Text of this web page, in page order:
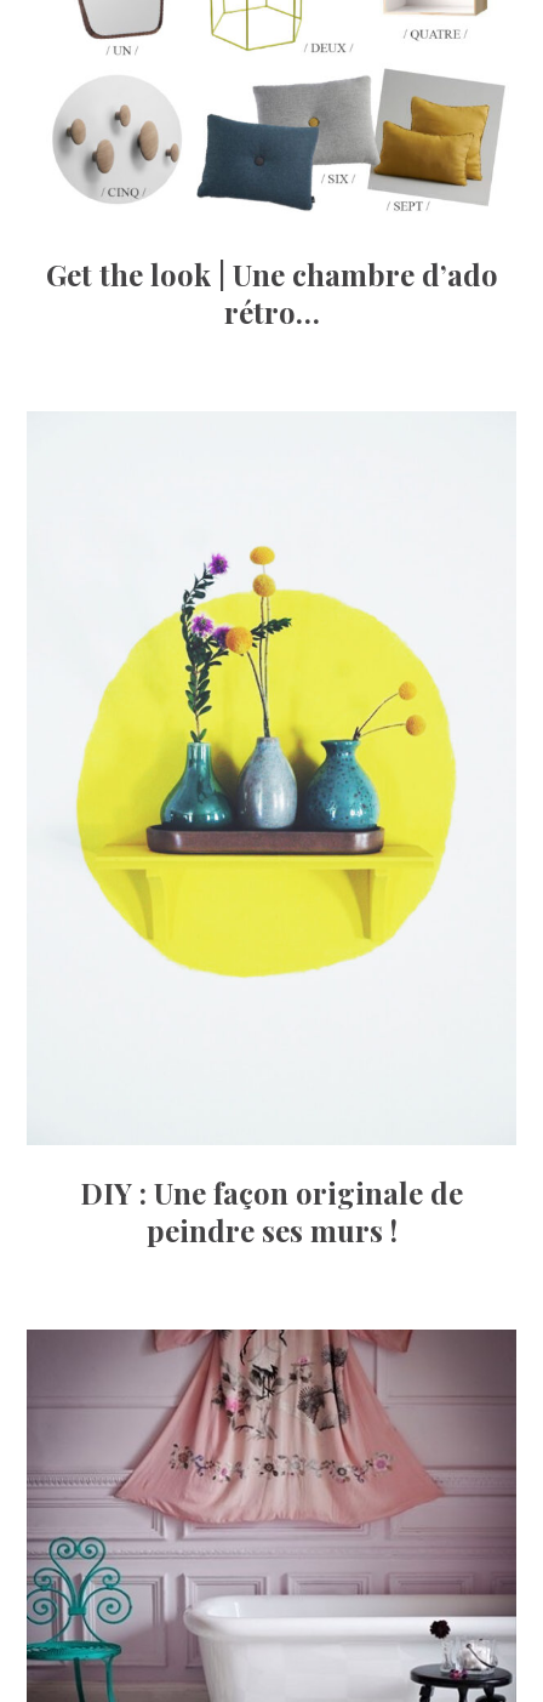
Get the look | Une chambre d’ado
rétro…
DIY : Une façon originale de
peindre ses murs !